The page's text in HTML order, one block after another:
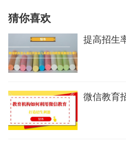
猜你喜欢
提高招生
微信教育